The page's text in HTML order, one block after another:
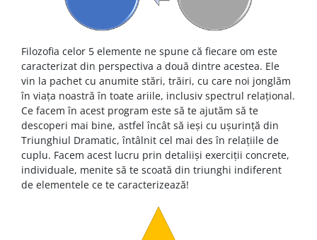
Filozofia celor 5 elemente ne spune că fiecare om este
caracterizat din perspectiva a două dintre acestea. Ele
vin la pachet cu anumite stări, trăiri, cu care noi jonglăm
în viața noastră în toate ariile, inclusiv spectrul relațional.
Ce facem în acest program este să te ajutăm să te
descoperi mai bine, astfel încât să ieși cu ușurință din
Triunghiul Dramatic, întâlnit cel mai des în relațiile de
cuplu. Facem acest lucru prin detaliiși exerciții concrete,
individuale, menite să te scoată din triunghi indiferent
de elementele ce te caracterizează!